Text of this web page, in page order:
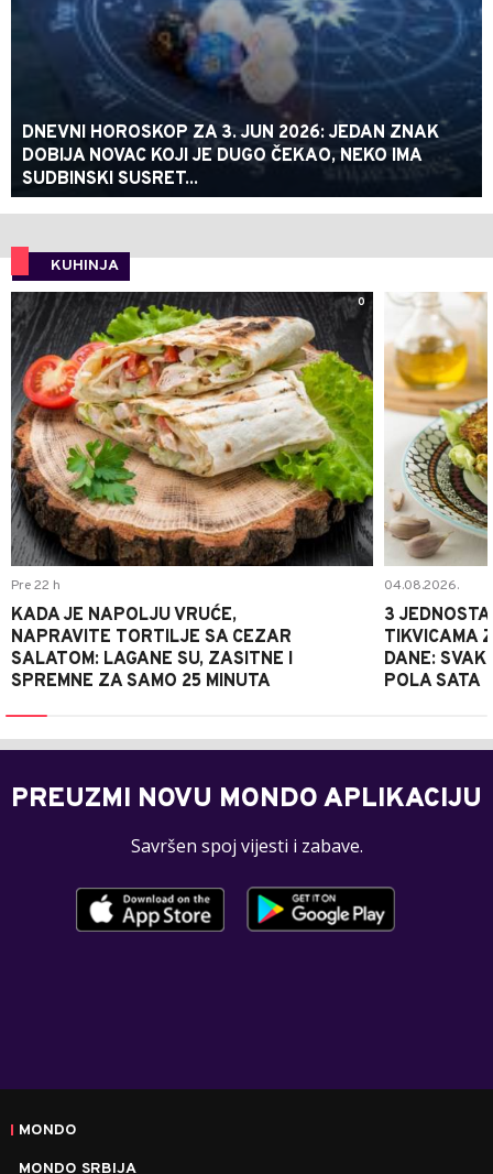
DNEVNI HOROSKOP ZA 3. JUN 2026: JEDAN ZNAK
DOBIJA NOVAC KOJI JE DUGO ČEKAO, NEKO IMA
SUDBINSKI SUSRET...
KUHINJA
0
Pre 22 h
KADA JE NAPOLJU VRUĆE,
NAPRAVITE TORTILJE SA CEZAR
SALATOM: LAGANE SU, ZASITNE I
SPREMNE ZA SAMO 25 MINUTA
04.08.2026.
3
TIKVICAMA
DANE:
POLA SATA
PREUZMI NOVU MONDO APLIKACIJU
Savršen spoj vijesti i zabave.
MONDO
MONDO SRBIJA